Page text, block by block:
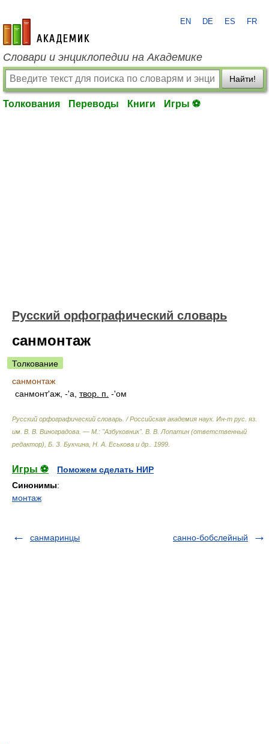
academic.ru
EN DE ES FR
Словари и энциклопедии на Академике
Найти!
Толкования Переводы Книги Игры ⚽
Русский орфографический словарь
санмонтаж
Толкование
санмонтаж
санмонт'аж, -'а, твор. п. -'ом
Русский орфографический словарь. / Российская академия наук. Ин-т рус. яз.
им. В. В. Виноградова. — М.: "Азбуковник". В. В. Лопатин (ответственный
редактор), Б. З. Букчина, Н. А. Еськова и др.
1999
Игры ⚽
Поможем сделать НИР
Синонимы:
монтаж
санмаринцы санно-бобслейный